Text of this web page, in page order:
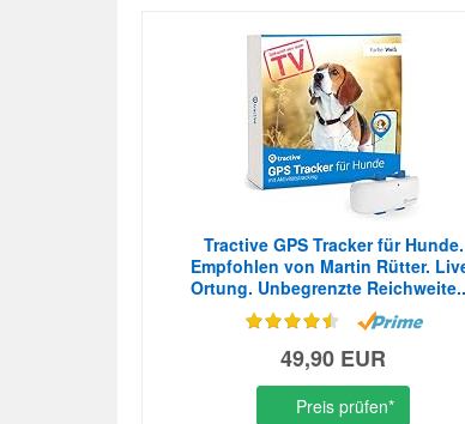
Tractive GPS Tracker für Hunde.
Empfohlen von Martin Rütter.
Ortung. Unbegrenzte
49,90 EUR
Preis prüfen*